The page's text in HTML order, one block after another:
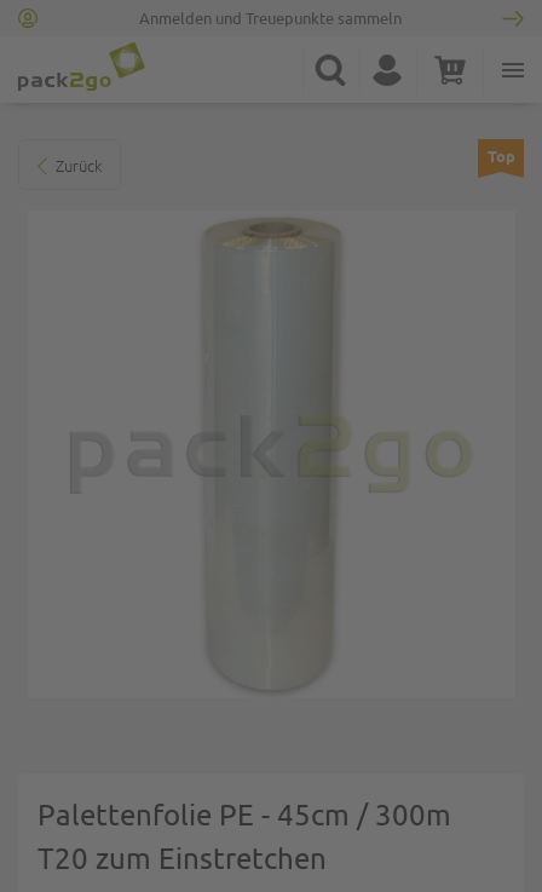
Anmelden und Treuepunkte sammeln
Suche Konto Warenkorb
Zurück Top
Palettenfolie PE - 45cm / 300m
T20 zum Einstretchen